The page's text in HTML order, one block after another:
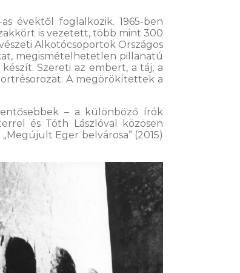
évektől foglalkozik. 1965-ben
is vezetett, több mint 300
Alkotócsoportok Országos
megismételhetetlen pillanatú
Szereti az embert, a táj, a
A megörökítettek a
– a különböző írók
és Tóth Lászlóval közösen
Eger belvárosa” (2015)